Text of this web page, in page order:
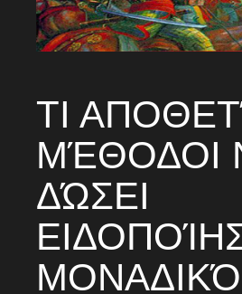
ΤΙ
ΜΈΘΟΔΟΙ
ΔΏΣΕΙ
ΜΟΝΑΔΙΚΌ